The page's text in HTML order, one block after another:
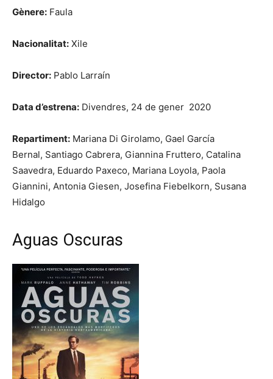
Gènere: Faula
Nacionalitat: Xile
Director: Pablo Larraín
Data d’estrena: Divendres, 24 de gener 2020
Repartiment: Mariana Di Girolamo, Gael García
Bernal, Santiago Cabrera, Giannina Fruttero, Catalina
Saavedra, Eduardo Paxeco, Mariana Loyola, Paola
Giannini, Antonia Giesen, Josefina Fiebelkorn, Susana
Hidalgo
Aguas Oscuras